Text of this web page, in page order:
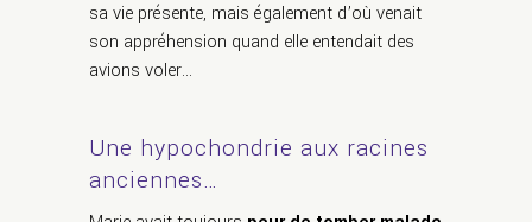
sa vie présente, mais également d’où venait
son appréhension quand elle entendait des
avions voler…
Une hypochondrie aux racines
anciennes…